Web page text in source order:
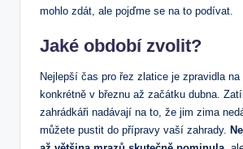
mohlo zdát, ale pojďme se na to podívat.
Jaké období zvolit?
Nejlepší čas pro řez zlatice je zpravidla
konkrétně v březnu až začátku dubna.
zahrádkáři nadávají na to, že jim zima
můžete pustit do přípravy vaší zahrady.